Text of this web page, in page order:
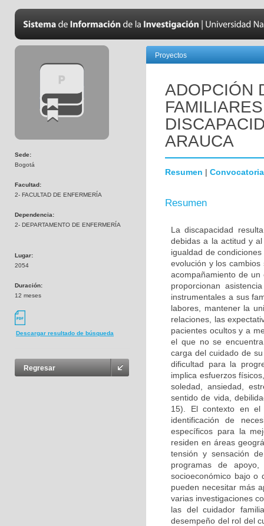
Sede:
Bogotá
Facultad:
2- FACULTAD DE ENFERMERÍA
Dependencia:
2- DEPARTAMENTO DE ENFERMERÍA
Lugar:
2054
Duración:
12 meses
Descargar resultado de búsqueda
Regresar
Proyectos
ADOPCIÓN
ARAUCA
Resumen | Convocatoria
Resumen
La discapacidad
debidas a la actitud y
igualdad de
evolución y los
acompañamiento de
proporcionan
instrumentales a sus
labores, mantener la
relaciones, las
pacientes ocultos y a
el que no se
carga del cuidado de
dificultad para la
implica esfuerzos
soledad, ansiedad,
sentido de vida,
15). El contexto en el
identificación de
específicos para la
residen en áreas
tensión y sensación
programas de
socioeconómico bajo o
pueden necesitar más
varias investigaciones
las del cuidador
desempeño del rol del